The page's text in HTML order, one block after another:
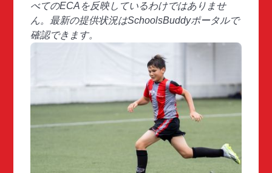
べてのECAを反映しているわけではありませ
ん。最新の提供状況はSchoolsBuddyポータルで
確認できます。